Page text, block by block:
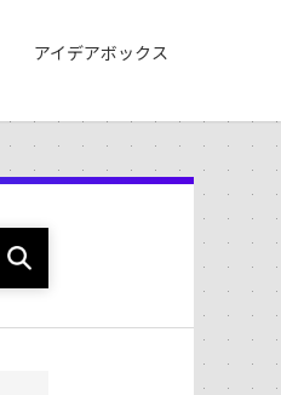
アイデアボックス